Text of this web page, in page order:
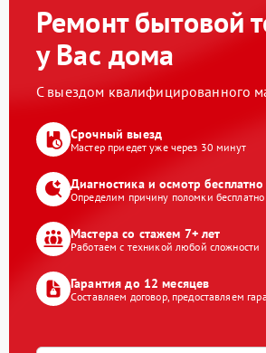
Ремонт бытовой
у Вас дома
С выездом квалифицированного
Срочный выезд
Мастер приедет уже через 30 минут
Диагностика и осмотр бесплатно
Определим причину поломки бесплатно
Мастера со стажем 7+ лет
Работаем с техникой любой сложности
Гарантия до 12 месяцев
Составляем договор, предоставляем